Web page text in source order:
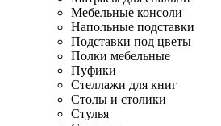
Мебельные консоли
Напольные подставки
Подставки под цветы
Полки мебельные
Пуфики
Стеллажи для книг
Столы и столики
Стулья